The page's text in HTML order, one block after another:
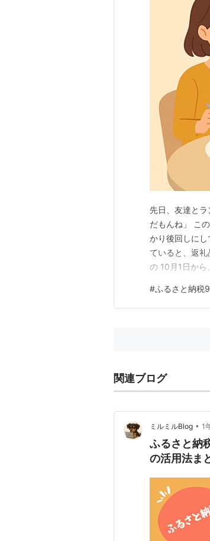
先日、友達と
だもんね」 こ
かり後回しに
ていると、返
の 10月1日から
Amazonギフト
り「返礼品＋
#ふるさと納税
関連ブログ
ミルミルBlog • 1
ふるさと納
の活用法ま